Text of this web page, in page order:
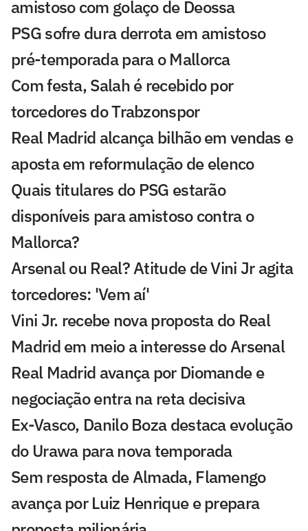
amistoso com golaço de Deossa
PSG sofre dura derrota em amistoso
pré-temporada para o Mallorca
Com festa, Salah é recebido por
torcedores do Trabzonspor
Real Madrid alcança bilhão em vendas e
aposta em reformulação de elenco
Quais titulares do PSG estarão
disponíveis para amistoso contra o
Mallorca?
Arsenal ou Real? Atitude de Vini Jr agita
torcedores: 'Vem aí'
Vini Jr. recebe nova proposta do Real
Madrid em meio a interesse do Arsenal
Real Madrid avança por Diomande e
negociação entra na reta decisiva
Ex-Vasco, Danilo Boza destaca evolução
do Urawa para nova temporada
Sem resposta de Almada, Flamengo
avança por Luiz Henrique e prepara